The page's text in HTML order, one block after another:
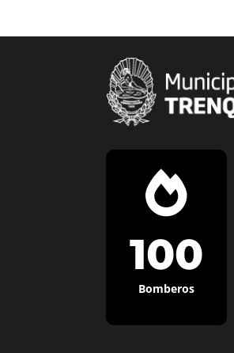

100
Bomberos